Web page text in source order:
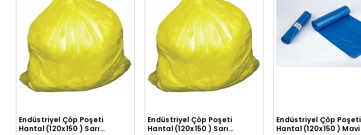
Sepete Ekle
Endüstriyel Çöp Poşeti
Hantal (120x150 ) Sarı
Sepete Ekle
Endüstriyel Çöp Poşeti
Hantal (120x150 ) Sarı
Sepete Ekle
Endüstriyel Çöp Poşeti
Hantal (120x150 ) Mavi